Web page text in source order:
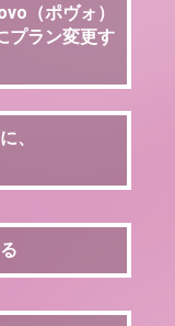
（ポヴォ）
プラン変更す
、